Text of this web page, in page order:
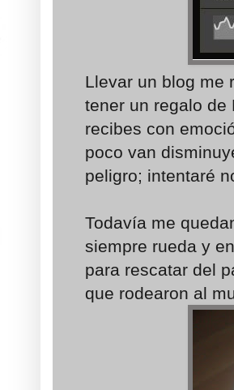
Llevar un blog me
tener un regalo de
recibes con
poco van
peligro; intentaré
Todavía me
siempre rueda y
para rescatar del
que rodearon al